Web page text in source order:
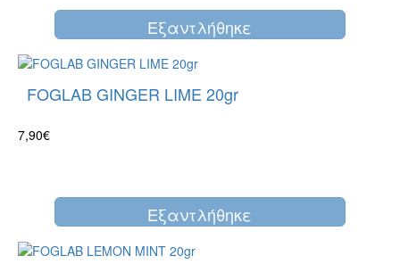
Eξαντλήθηκε
FOGLAB GINGER LIME 20gr
7,90€
Eξαντλήθηκε